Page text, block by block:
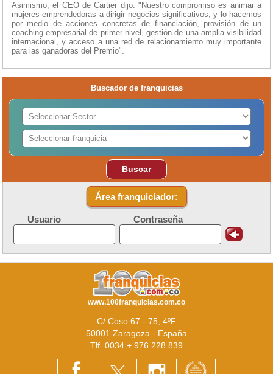
Asimismo, el CEO de Cartier dijo: "Nuestro compromiso es animar a
mujeres emprendedoras a dirigir negocios significativos, y lo hacemos
por medio de acciones concretas de financiación, provisión de un
coaching empresarial de primer nivel, gestión de una amplia visibilidad
internacional, y acceso a una red de relacionamiento muy importante
para las ganadoras del Premio".
Buscador de franquicias
Buscar
Área franquiciador:
Usuario Contraseña
www.100franquicias.com.co
C/ Coso 67 - 75, 4ºF
50001 Zaragoza - España
Tlf. 0034 + 976 228 839